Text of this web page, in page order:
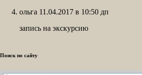
ольга 11.04.2017 в 10:50 дп
запись на экскурсию
Поиск по сайту